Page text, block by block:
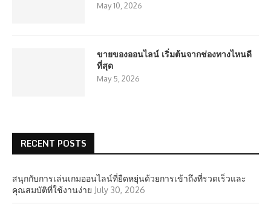
May 10, 2026
ขายของออนไลน์ เริ่มต้นจากช่องทางไหนดี
ที่สุด
May 5, 2026
RECENT POSTS
สนุกกับการเล่นเกมออนไลน์ที่ยืดหยุ่นด้วยการเข้าถึงที่รวดเร็วและ
คุณสมบัติที่ใช้งานง่าย July 30, 2026